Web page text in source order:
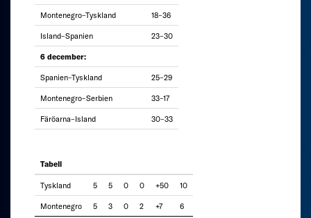
Montenegro–Tyskland 18–36
Island–Spanien 23–30
6 december:
Spanien–Tyskland 25–29
Montenegro–Serbien 33–17
Färöarna–Island 30–33
Tabell
Tyskland 5 5 0 0 +50 10
Montenegro 5 3 0 2 +7 6